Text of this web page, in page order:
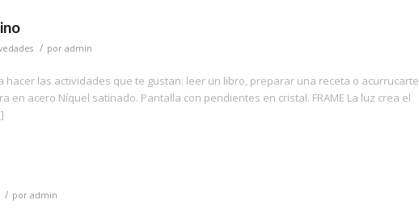
/ por admin
hacer las actividades que te gustan: leer un libro, preparar una receta o acurrucarte
en acero Níquel satinado. Pantalla con pendientes en cristal. FRAME La luz crea el
/ por admin